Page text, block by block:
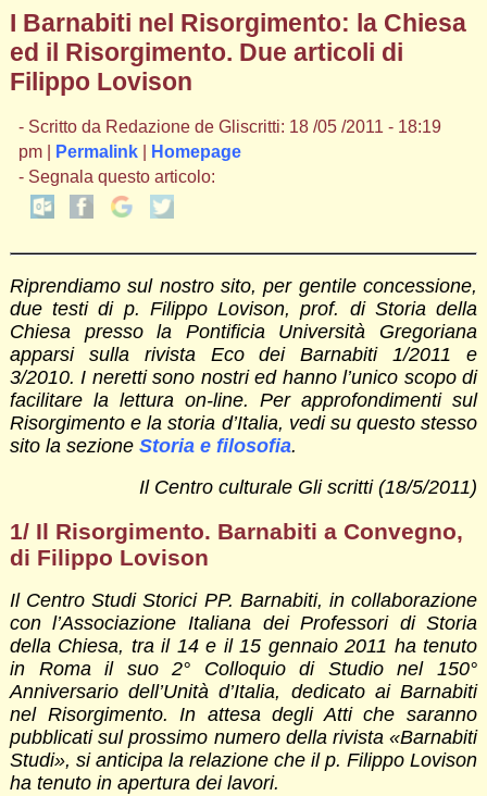
I Barnabiti nel Risorgimento: la Chiesa
ed il Risorgimento. Due articoli di
Filippo Lovison
- Scritto da Redazione de Gliscritti: 18 /05 /2011 - 18:19
pm |
Permalink|
Homepage
- Segnala questo articolo:
Riprendiamo sul nostro sito, per gentile concessione,
due testi di p. Filippo Lovison, prof. di Storia della
Chiesa presso la Pontificia Università Gregoriana
apparsi sulla rivista Eco dei Barnabiti 1/2011 e
3/2010. I neretti sono nostri ed hanno l’unico scopo di
facilitare la lettura on-line.Per approfondimenti sul
Risorgimento e la storia d’Italia, vedi su questo stesso
sito la sezione Storia e filosofia.
Il Centro culturale Gli scritti (18/5/2011)
1/ Il Risorgimento. Barnabiti a Convegno,
di Filippo Lovison
Il Centro Studi Storici PP. Barnabiti, in collaborazione
con l’Associazione Italiana dei Professori di Storia
della Chiesa, tra il 14 e il 15 gennaio 2011 ha tenuto
in Roma il suo 2° Colloquio di Studio nel 150°
Anniversario dell’Unità d’Italia, dedicato ai Barnabiti
nel Risorgimento. In attesa degli Atti che saranno
pubblicati sul prossimo numero della rivista «Barnabiti
Studi», si anticipa la relazione che il p. Filippo Lovison
ha tenuto in apertura dei lavori.